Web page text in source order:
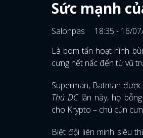
Sức mạnh
Salonpas
18:35 - 16/
Là bom tấn hoạt hình
cưng hết nấc đến từ vũ
Superman, Batman
Thú DClần này, họ
cho Krypto – chú cún
Biệt đội liên minh siêu